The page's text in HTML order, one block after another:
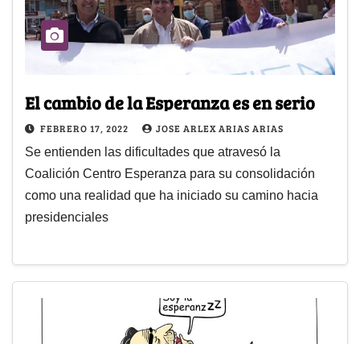
El cambio de la Esperanza es en serio
FEBRERO 17, 2022 JOSE ARLEX ARIAS ARIAS
Se entienden las dificultades que atravesó la
Coalición Centro Esperanza para su consolidación
como una realidad que ha iniciado su camino hacia
presidenciales